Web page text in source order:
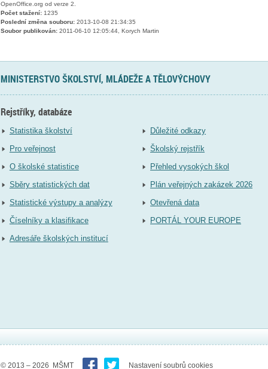
OpenOffice.org od verze 2.
Počet stažení:1235
Poslední změna souboru:2013-10-08 21:34:35
Soubor publikován:2011-06-10 12:05:44, Korych Martin
MINISTERSTVO ŠKOLSTVÍ, MLÁDEŽE A TĚLOVÝCHOVY
Rejstříky, databáze
Statistika školství
Pro veřejnost
O školské statistice
Sběry statistických dat
Statistické výstupy a analýzy
Číselníky a klasifikace
Adresáře školských institucí
Důležité odkazy
Školský rejstřík
Přehled vysokých škol
Plán veřejných zakázek 2026
Otevřená data
PORTÁL YOUR EUROPE
© 2013 – 2026 MŠMT Nastavení soubrů cookies